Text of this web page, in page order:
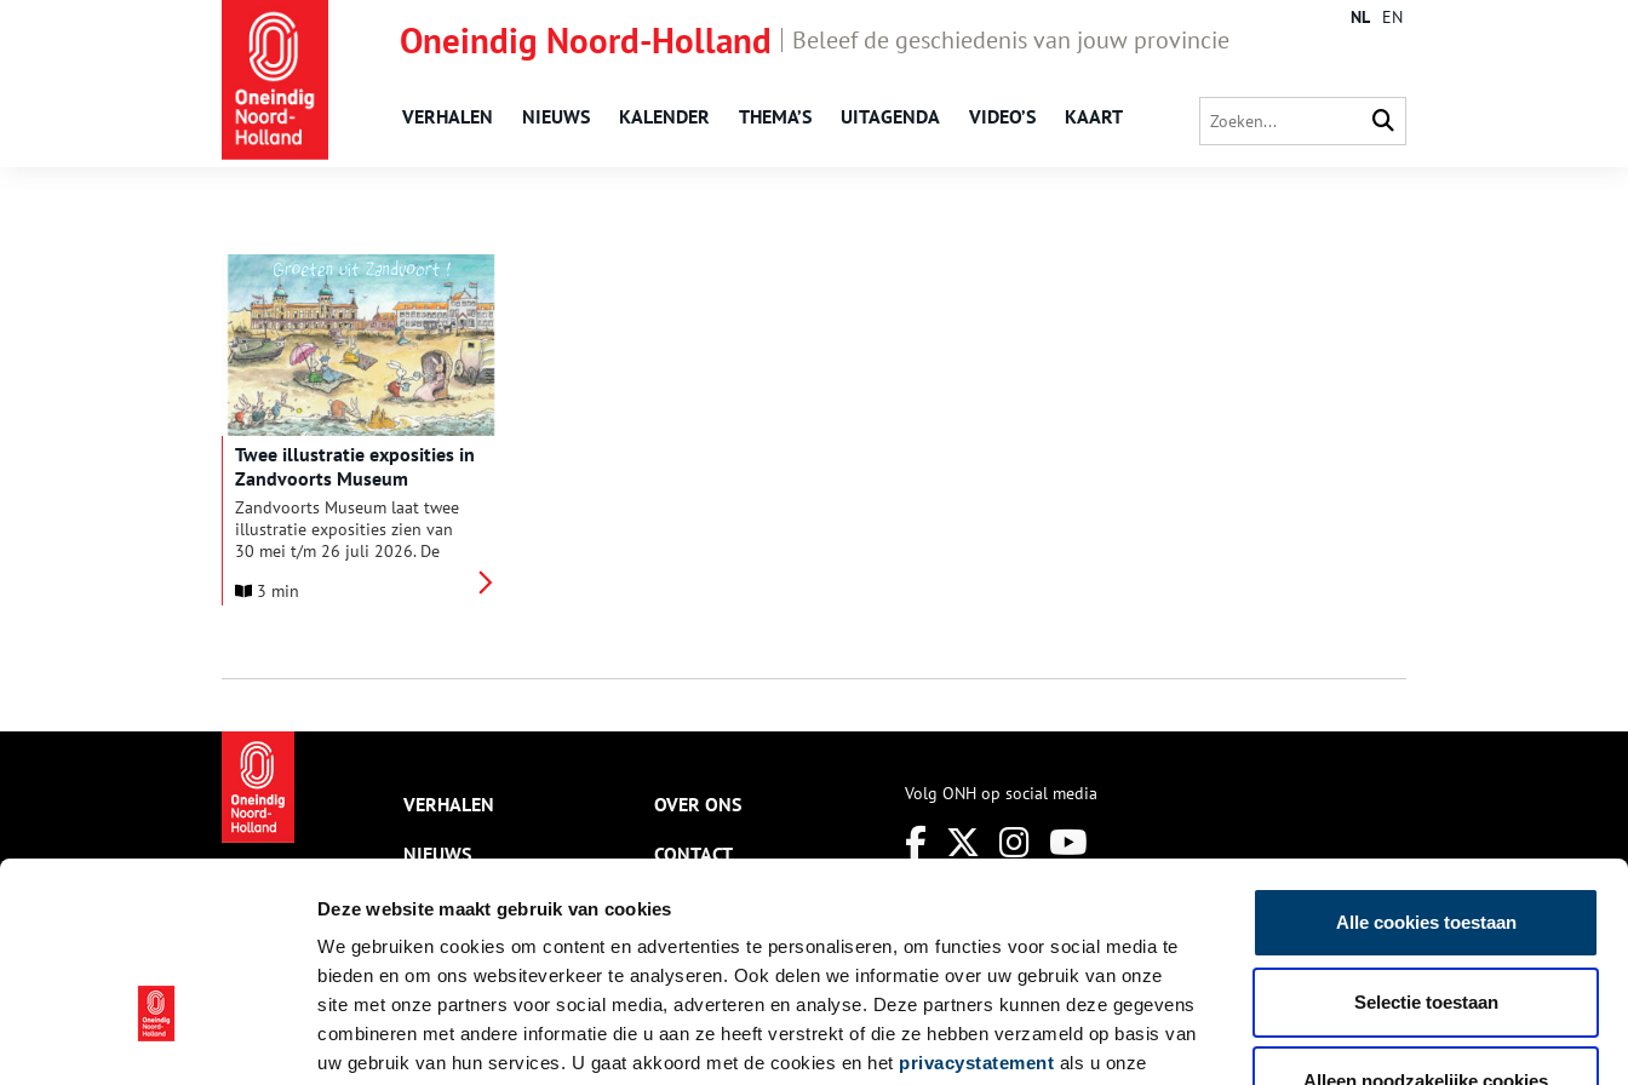
Deze website maakt gebruik van cookies
We gebruiken cookies om content en advertenties te personaliseren, om functies voor social media te
bieden en om ons websiteverkeer te analyseren. Ook delen we informatie over uw gebruik van onze
site met onze partners voor social media, adverteren en analyse. Deze partners kunnen deze gegevens
combineren met andere informatie die u aan ze heeft verstrekt of die ze hebben verzameld op basis van
uw gebruik van hun services. U gaat akkoord met de cookies en het privacystatement als u onze
Alle cookies toestaan
Selectie toestaan
Alleen noodzakelijke cookies
Oneindig Noord-Holland Beleef de geschiedenis van jouw provincie
VERHALEN NIEUWS KALENDER THEMA’S UITAGENDA VIDEO’S KAART
NL EN
Twee illustratie exposities in
Zandvoorts Museum
Zandvoorts Museum laat twee
illustratie exposities zien van
30 mei t/m 26 juli 2026. De
van Pelt en de illustraties van
3 min
VERHALEN
NIEUWS
KALENDER
THEMA’S
ACTIVITEITEN
VIDEO’S
OVER ONS
CONTACT
NIEUWSBRIEF
DISCLAIMER
PRIVACY
TOEGANKELIJKHEID
Volg ONH op social media